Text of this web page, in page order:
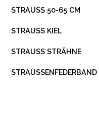
STRAUSS 50-65 CM
STRAUSS KIEL
STRAUSS STRÄHNE
STRAUSSENFEDERBAND